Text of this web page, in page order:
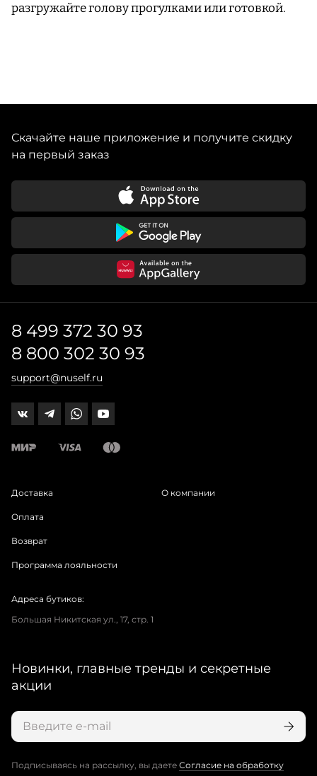
разгружайте голову прогулками или готовкой.
Скачайте наше приложение и получите скидку
на первый заказ
8 499 372 30 93
8 800 302 30 93
support@nuself.ru
Доставка
Оплата
Возврат
Программа лояльности
О компании
Адреса бутиков:
Большая Никитская ул., 17, стр. 1
Новинки, главные тренды и секретные
акции
Подписываясь на рассылку, вы даете Согласие на обработку